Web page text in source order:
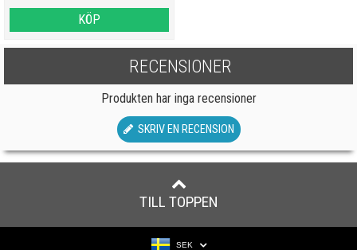
KÖP
RECENSIONER
Produkten har inga recensioner
SKRIV EN RECENSION
TILL TOPPEN
SEK